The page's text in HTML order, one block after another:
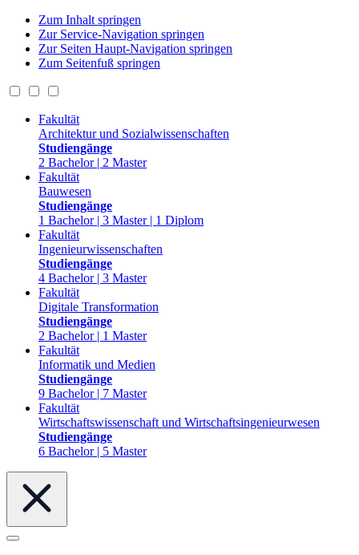
Zum Inhalt springen
Zur Service-Navigation springen
Zur Seiten Haupt-Navigation springen
Zum Seitenfuß springen
Fakultät
Architektur und Sozialwissenschaften
Studiengänge
2 Bachelor | 2 Master
Fakultät
Bauwesen
Studiengänge
1 Bachelor | 3 Master | 1 Diplom
Fakultät
Ingenieurwissenschaften
Studiengänge
4 Bachelor | 3 Master
Fakultät
Digitale Transformation
Studiengänge
2 Bachelor | 1 Master
Fakultät
Informatik und Medien
Studiengänge
9 Bachelor | 7 Master
Fakultät
Wirtschaftswissenschaft und Wirtschaftsingenieurwesen
Studiengänge
6 Bachelor | 5 Master